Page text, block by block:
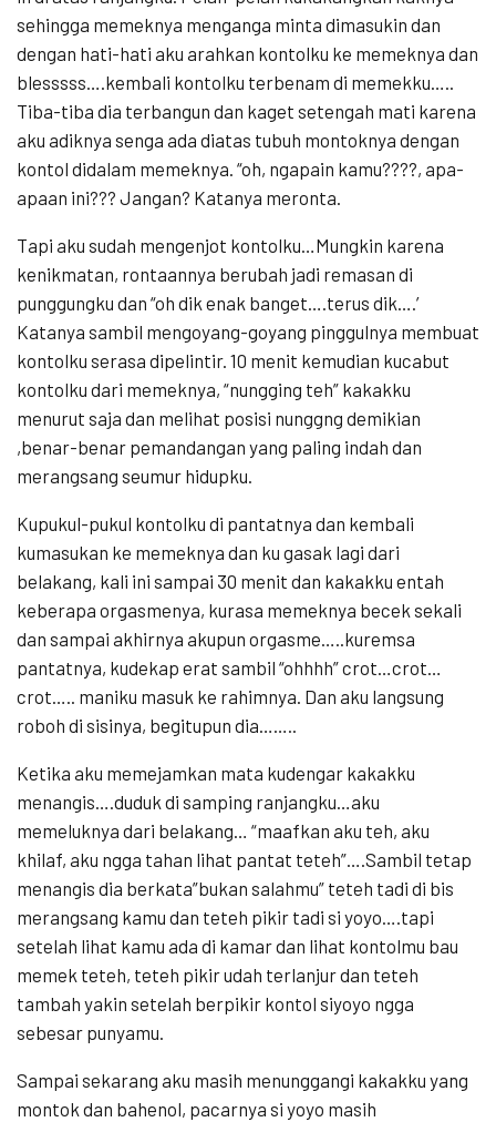
sehingga memeknya menganga minta dimasukin dan
dengan hati-hati aku arahkan kontolku ke memeknya dan
blesssss….kembali kontolku terbenam di memekku…..
Tiba-tiba dia terbangun dan kaget setengah mati karena
aku adiknya senga ada diatas tubuh montoknya dengan
kontol didalam memeknya. “oh, ngapain kamu????, apa-
apaan ini??? Jangan? Katanya meronta.
Tapi aku sudah mengenjot kontolku…Mungkin karena
kenikmatan, rontaannya berubah jadi remasan di
punggungku dan “oh dik enak banget….terus dik….’
Katanya sambil mengoyang-goyang pinggulnya membuat
kontolku serasa dipelintir. 10 menit kemudian kucabut
kontolku dari memeknya, “nungging teh” kakakku
menurut saja dan melihat posisi nunggng demikian
,benar-benar pemandangan yang paling indah dan
merangsang seumur hidupku.
Kupukul-pukul kontolku di pantatnya dan kembali
kumasukan ke memeknya dan ku gasak lagi dari
belakang, kali ini sampai 30 menit dan kakakku entah
keberapa orgasmenya, kurasa memeknya becek sekali
dan sampai akhirnya akupun orgasme…..kuremsa
pantatnya, kudekap erat sambil “ohhhh” crot…crot…
crot….. maniku masuk ke rahimnya. Dan aku langsung
roboh di sisinya, begitupun dia……..
Ketika aku memejamkan mata kudengar kakakku
menangis….duduk di samping ranjangku…aku
memeluknya dari belakang… “maafkan aku teh, aku
khilaf, aku ngga tahan lihat pantat teteh”….Sambil tetap
menangis dia berkata”bukan salahmu” teteh tadi di bis
merangsang kamu dan teteh pikir tadi si yoyo….tapi
setelah lihat kamu ada di kamar dan lihat kontolmu bau
memek teteh, teteh pikir udah terlanjur dan teteh
tambah yakin setelah berpikir kontol siyoyo ngga
sebesar punyamu.
Sampai sekarang aku masih menunggangi kakakku yang
montok dan bahenol, pacarnya si yoyo masih